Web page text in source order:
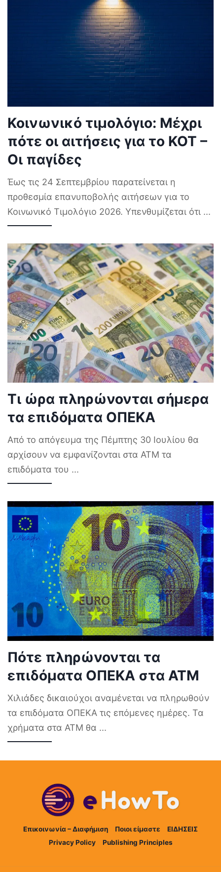
Κοινωνικό τιμολόγιο: Μέχρι
πότε οι αιτήσεις για το ΚΟΤ –
Οι παγίδες
Έως τις 24 Σεπτεμβρίου παρατείνεται η
προθεσμία επανυποβολής αιτήσεων για το
Κοινωνικό Τιμολόγιο 2026. Υπενθυμίζεται ότι ...
Τι ώρα πληρώνονται σήμερα
τα επιδόματα ΟΠΕΚΑ
Από το απόγευμα της Πέμπτης 30 Ιουλίου θα
αρχίσουν να εμφανίζονται στα ΑΤΜ τα
επιδόματα του ...
Πότε πληρώνονται τα
επιδόματα ΟΠΕΚΑ στα ΑΤΜ
Χιλιάδες δικαιούχοι αναμένεται να πληρωθούν
τα επιδόματα ΟΠΕΚΑ τις επόμενες ημέρες. Τα
χρήματα στα ΑΤΜ θα ...
Επικοινωνία – Διαφήμιση Ποιοι είμαστε
ΕΙΔΗΣΕΙΣ
Privacy Policy
Publishing Principles